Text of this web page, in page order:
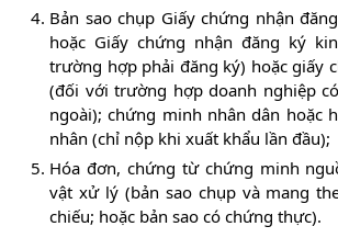
Bản sao chụp Giấy chứng nhận
hoặc Giấy chứng nhận đăng ký
trường hợp phải đăng ký) hoặc giấy
(đối với trường hợp doanh nghiệp
ngoài); chứng minh nhân dân hoặc
nhân (chỉ nộp khi xuất khẩu lần đầu);
Hóa đơn, chứng từ chứng minh
vật xử lý (bản sao chụp và mang
chiếu; hoặc bản sao có chứng thực).